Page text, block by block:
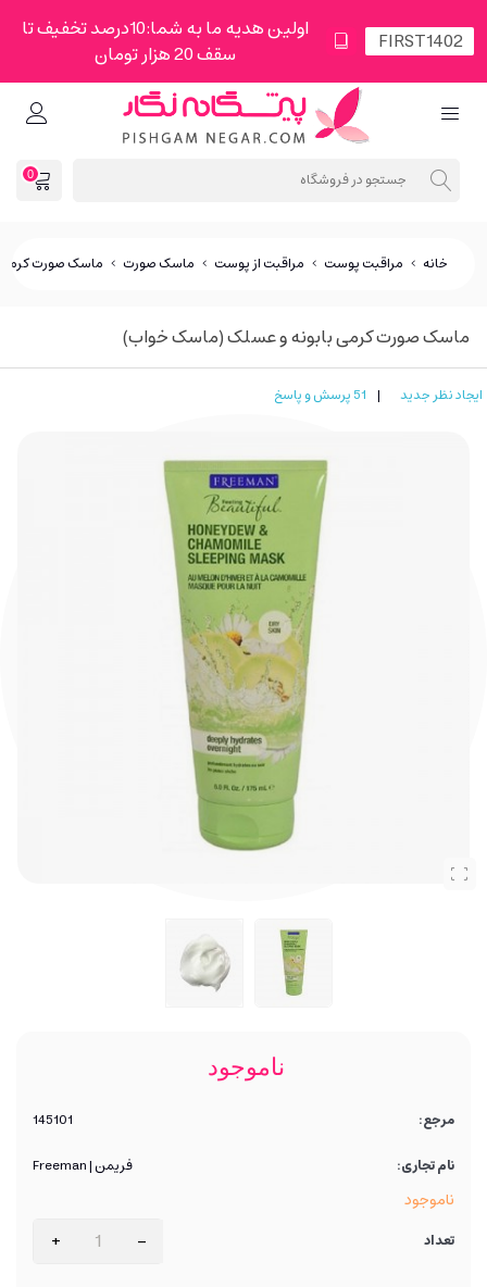
اولین هدیه ما به شما:10درصد تخفیف تا
سقف 20 هزار تومان
0
خانه > مراقبت پوست > مراقبت از پوست > ماسک صورت > ماسک صورت کرمی
ماسک صورت کرمی بابونه و عسلک (ماسک خواب)
ایجاد نظر جدید | 51 پرسش و پاسخ
ناموجود
مرجع:
145101
نام تجاری:
فریمن | Freeman
ناموجود
تعداد -
+